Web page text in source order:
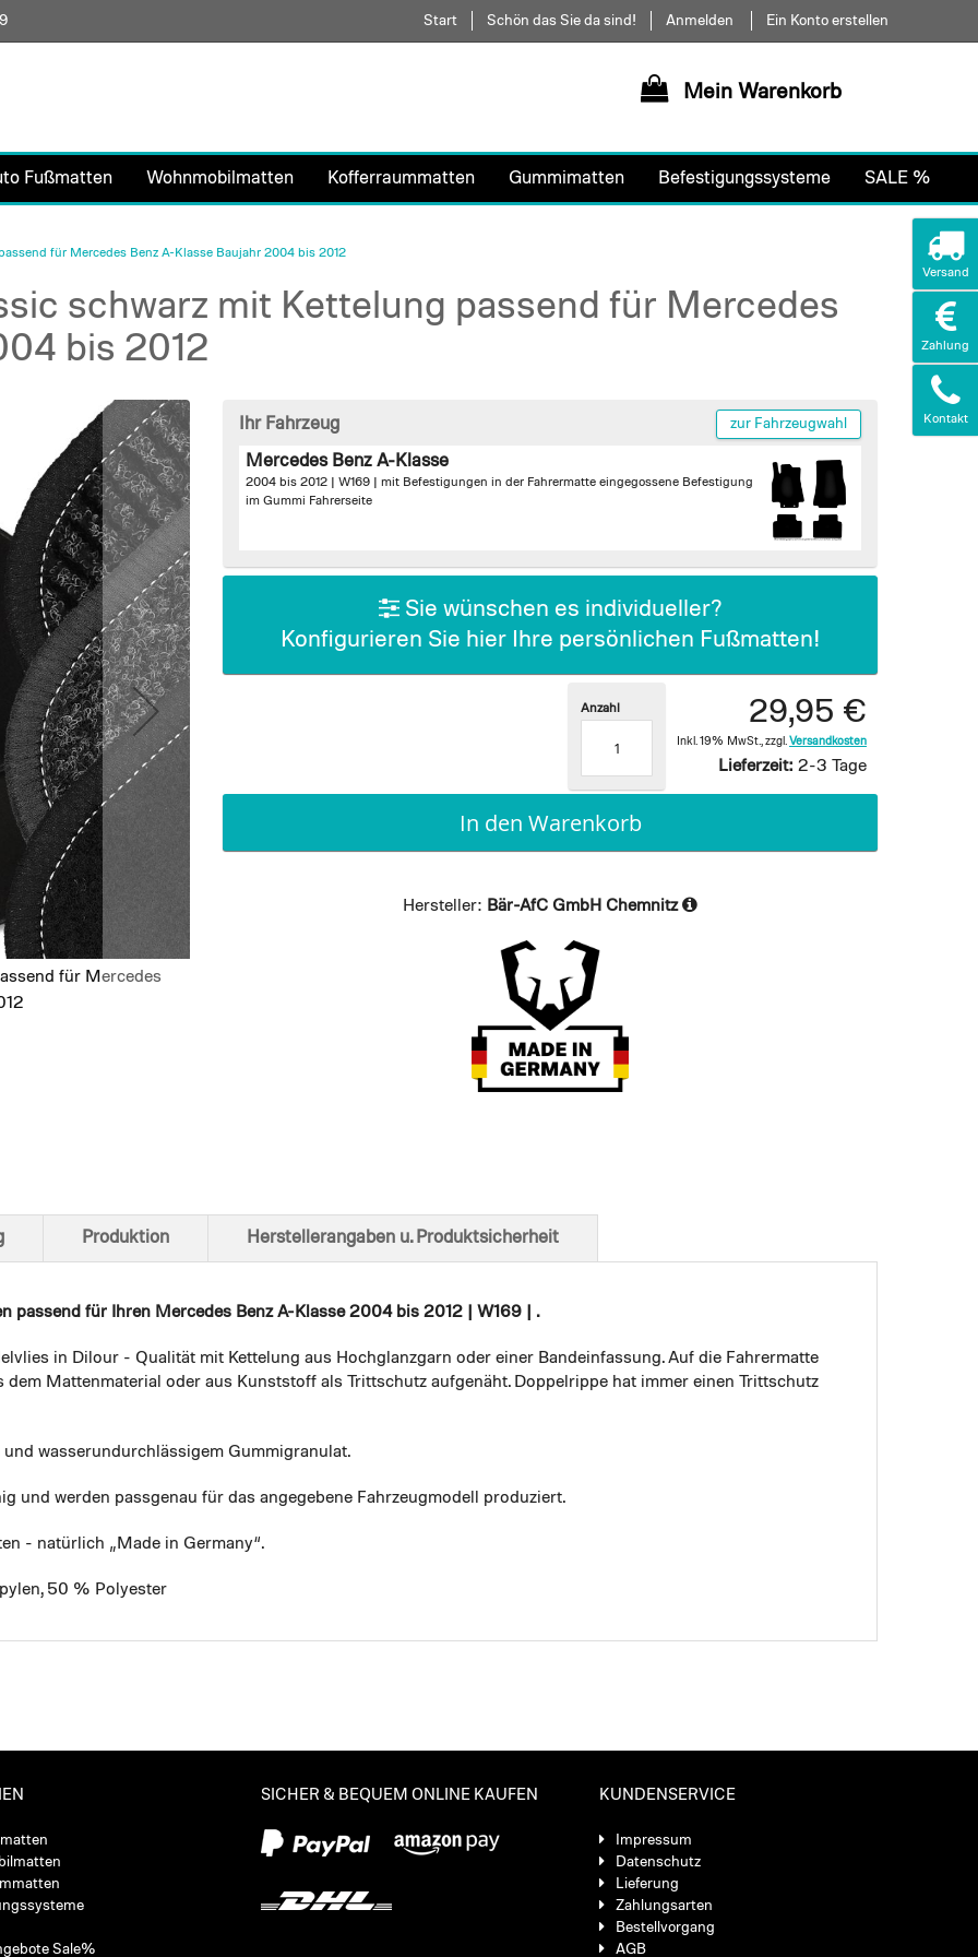
Direkt
zum
Start Schön das Sie da sind! Anmelden Ein Konto erstellen
Mein Warenkorb
Fußmatten Wohnmobilmatten Kofferraummatten Gummimatten Befestigungssysteme SALE %
für Mercedes Benz A-Klasse Baujahr 2004 bis 2012
schwarz mit Kettelung passend für Mercedes
bis 2012
für Mercedes
Ansicht von unten
Ihr Fahrzeug zur Fahrzeugwahl
Mercedes Benz A-Klasse
2004 bis 2012 | W169 | mit Befestigungen in der Fahrermatte eingegossene Befestigung
im Gummi Fahrerseite
Sie wünschen es individueller?
Konfigurieren Sie hier Ihre persönlichen Fußmatten!
29,95 €
Inkl. 19% MwSt. zzgl. Versandkosten
Lieferzeit: 2-3 Tage
Anzahl
In den Warenkorb
Hersteller: Bär-AfC GmbH Chemnitz
passend für Ihren Mercedes Benz A-Klasse 2004 bis 2012 | W169 | .
in Dilour - Qualität mit Kettelung aus Hochglanzgarn oder einer Bandeinfassung. Auf die Fahrermatte
Mattenmaterial oder aus Kunststoff als Trittschutz aufgenäht. Doppelrippe hat immer einen Trittschutz
wasserundurchlässigem Gummigranulat.
und werden passgenau für das angegebene Fahrzeugmodell produziert.
- natürlich „Made in Germany“.
50 % Polyester
Produktion Herstellerangaben u. Produktsicherheit
Sale%
SICHER & BEQUEM ONLINE KAUFEN KUNDENSERVICE
Impressum
Datenschutz
Lieferung
Zahlungsarten
Bestellvorgang
AGB
Versand
Zahlung
Kontakt